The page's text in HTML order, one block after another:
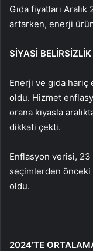
Gıda fiyatları
artarken, enerji
SİYASİ
Enerji ve gıda hariç
oldu. Hizmet
orana kıyasla
dikkati çekti.
Enflasyon verisi, 23
seçimlerden
oldu.
2024’TE